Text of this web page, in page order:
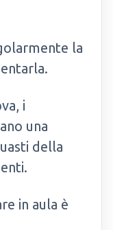
la
i
una
della
in aula è